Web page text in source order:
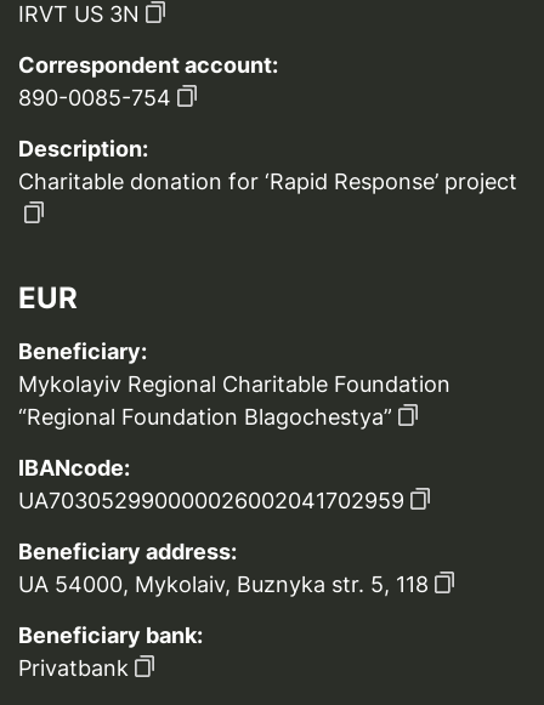
IRVT US 3N
Correspondent account:
890-0085-754
Description:
Charitable donation for ‘Rapid Response’ project
EUR
Beneficiary:
Mykolayiv Regional Charitable Foundation
“Regional Foundation Blagochestya”
IBANcode:
UA703052990000026002041702959
Beneficiary address:
UA 54000, Mykolaiv, Buznyka str. 5, 118
Beneficiary bank:
Privatbank